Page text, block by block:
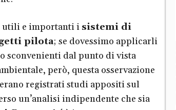
utili e importanti i sistemi di
pilota; se dovessimo applicarli
sconvenienti dal punto di vista
però, questa osservazione
registrati studi appositi sul
un’analisi indipendente che sia